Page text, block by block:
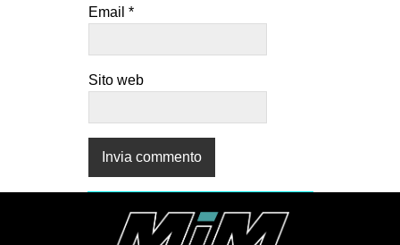
Email *
Sito web